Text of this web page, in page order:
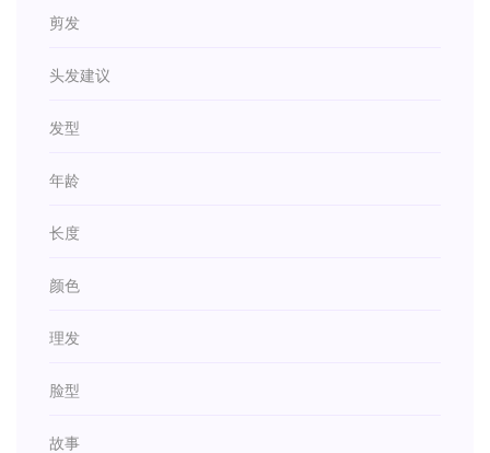
剪发
头发建议
发型
年龄
长度
颜色
理发
脸型
故事